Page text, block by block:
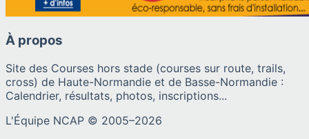
À propos
Site des Courses hors stade (courses sur route, trails,
cross) de Haute-Normandie et de Basse-Normandie :
Calendrier, résultats, photos, inscriptions...
L'Équipe NCAP © 2005–2026